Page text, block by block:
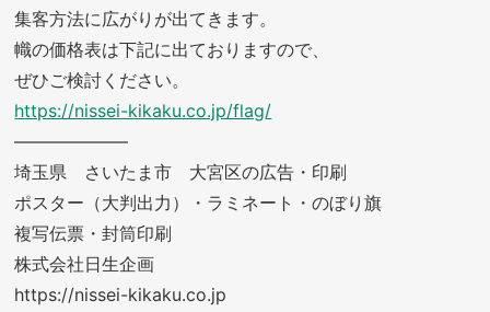
集客方法に広がりが出てきます。
幟の価格表は下記に出ておりますので、
ぜひご検討ください。
https://nissei-kikaku.co.jp/flag/
——————–
埼玉県 さいたま市 大宮区の広告・印刷
ポスター（大判出力）・ラミネート・のぼり旗
複写伝票・封筒印刷
株式会社日生企画
https://nissei-kikaku.co.jp